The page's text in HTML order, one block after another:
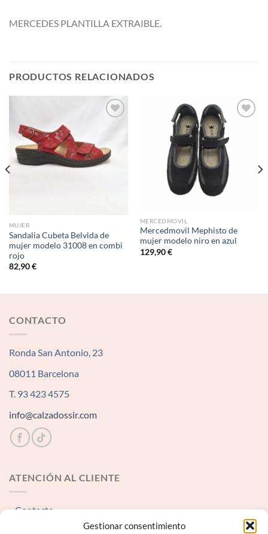
Gestionar consentimiento
MERCEDES PLANTILLA EXTRAIBLE.
PRODUCTOS RELACIONADOS
MUJER
Sandalia Cubeta Belvida de
mujer modelo 31008 en combi
rojo
82,90€
MERCEDMOVIL
Mercedmovil Mephisto de
mujer modelo niro en azul
129,90€
CONTACTO
Ronda San Antonio, 23
08011 Barcelona
T. 93 423 4575
info@calzadossir.com
ATENCIÓN AL CLIENTE
Contacto